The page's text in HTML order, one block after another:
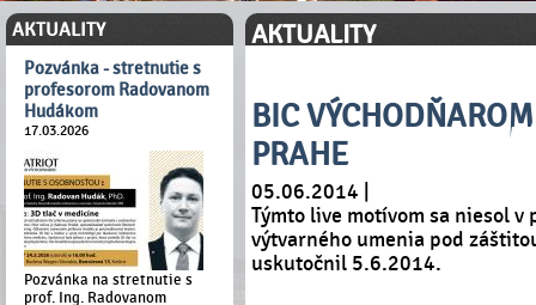
AKTUALITY
Pozvánka - stretnutie s
profesorom Radovanom
Hudákom
17.03.2026
Pozvánka na stretnutie s
prof. Ing. Radovanom
AKTUALITY
BIC
PRAHE
05.06.2014 |
Týmto live motívom sa niesol
výtvarného umenia pod
uskutočnil 5.6.2014.